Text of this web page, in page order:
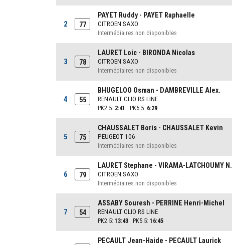
2 77
PAYET Ruddy - PAYET Raphaelle
CITROEN SAXO
Intermédiaires non disponibles
3 78
LAURET Loic - BIRONDA Nicolas
CITROEN SAXO
Intermédiaires non disponibles
4 55
BHUGELOO Osman - DAMBREVILLE Alex.
RENAULT CLIO RS LINE
PK2.5: 2:41 PK5.5: 6:29
5 75
CHAUSSALET Boris - CHAUSSALET Kevin
PEUGEOT 106
Intermédiaires non disponibles
6 79
LAURET Stephane - VIRAMA-LATCHOUMY N.
CITROEN SAXO
Intermédiaires non disponibles
7 54
ASSABY Souresh - PERRINE Henri-Michel
RENAULT CLIO RS LINE
PK2.5:13:43 PK5.5: 16:45
PECAULT Jean-Haide - PECAULT Laurick